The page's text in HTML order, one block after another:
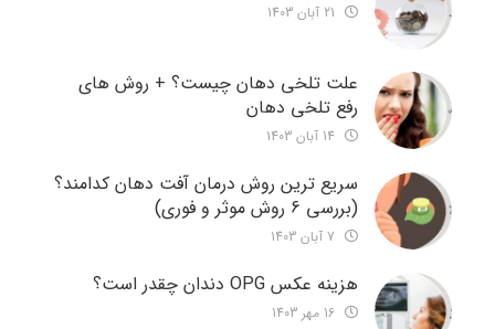
علت تلخی دهان چیست؟ + روش های
رفع تلخی دهان
سریع ترین روش درمان آفت دهان کدامند؟
(بررسی 6 روش موثر و فوری)
هزینه عکس OPG دندان چقدر است؟